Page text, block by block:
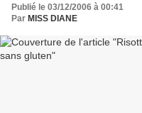
Publié le 03/12/2006 à 00:41
Par MISS DIANE